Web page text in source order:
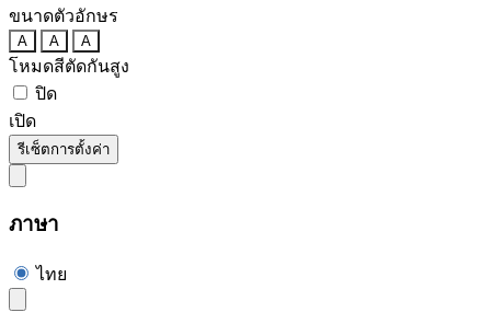
ขนาดตัวอักษร
A A A
โหมดสีตัดกันสูง
ปิด
เปิด
รีเซ็ตการตั้งค่า
ภาษา
ไทย